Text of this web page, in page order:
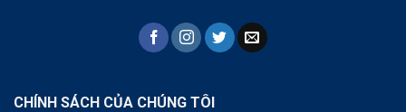
CHÍNH SÁCH CỦA CHÚNG TÔI